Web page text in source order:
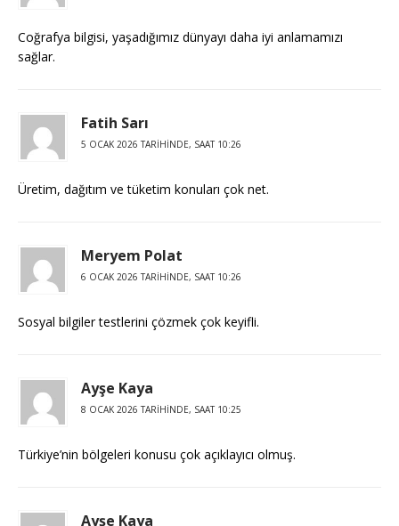
Coğrafya bilgisi, yaşadığımız dünyayı daha iyi anlamamızı
sağlar.
Fatih Sarı
5 OCAK 2026 TARIHINDE, SAAT 10:26
Üretim, dağıtım ve tüketim konuları çok net.
Meryem Polat
6 OCAK 2026 TARIHINDE, SAAT 10:26
Sosyal bilgiler testlerini çözmek çok keyifli.
Ayşe Kaya
8 OCAK 2026 TARIHINDE, SAAT 10:25
Türkiye’nin bölgeleri konusu çok açıklayıcı olmuş.
Ayşe Kaya